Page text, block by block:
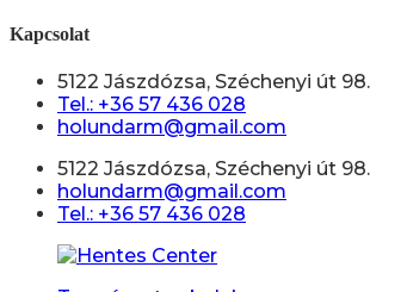
Kapcsolat
5122 Jászdózsa, Széchenyi út 98.
Tel.: +36 57 436 028
holundarm@gmail.com
5122 Jászdózsa, Széchenyi út 98.
holundarm@gmail.com
Tel.: +36 57 436 028